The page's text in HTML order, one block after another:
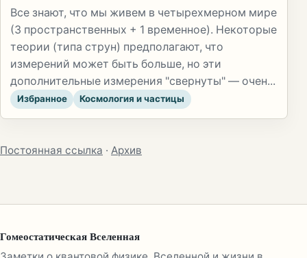
Все знают, что мы живем в четырехмерном мире
(3 пространственных + 1 временное). Некоторые
теории (типа струн) предполагают, что
измерений может быть больше, но эти
дополнительные измерения "свернуты" — очен...
Избранное Космология и частицы
Постоянная ссылка · Архив
Гомеостатическая Вселенная